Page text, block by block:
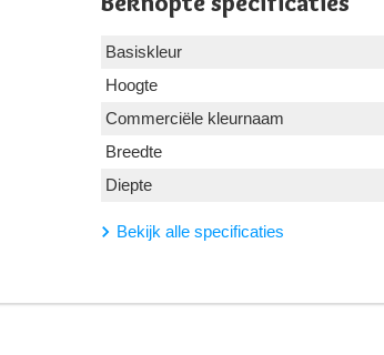
Basiskleur
Hoogte
Commerciële kleurnaam
Breedte
Diepte
Bekijk alle specificaties